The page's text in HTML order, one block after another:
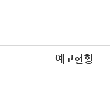
예고현황